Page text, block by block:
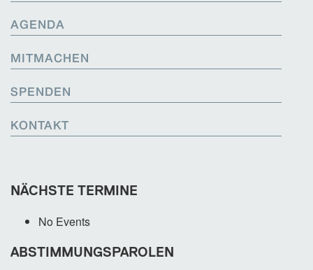
AGENDA
MITMACHEN
SPENDEN
KONTAKT
NÄCHSTE TERMINE
No Events
ABSTIMMUNGSPAROLEN